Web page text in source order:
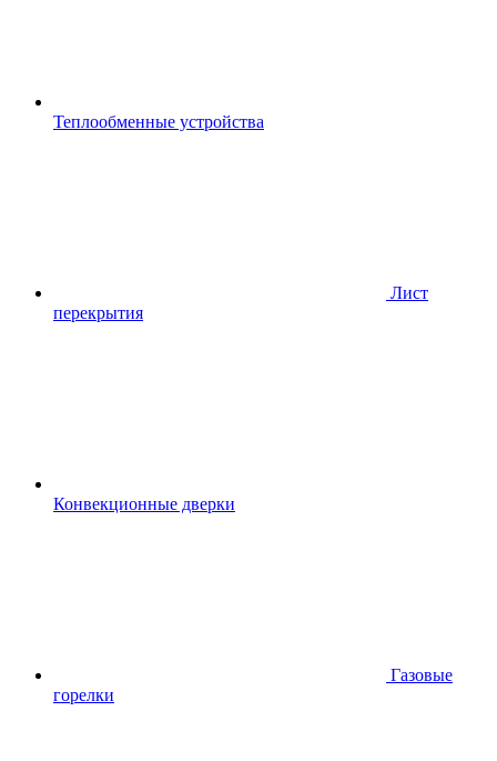
Теплообменные устройства
Лист
перекрытия
Конвекционные дверки
Газовые
горелки